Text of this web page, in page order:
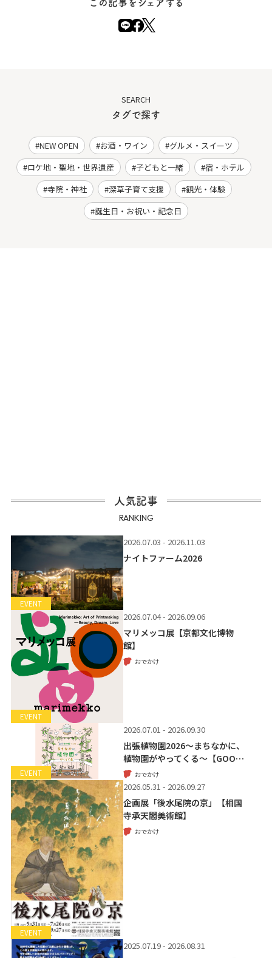
この記事をシェアする
SEARCH
タグで探す
NEW OPEN お酒・ワイン
グルメ・スイーツ
ロケ地・聖地・世界遺産
子どもと一緒
宿・ホテル
寺院・神社
深草子育て支援
観光・体験
誕生日・お祝い・記念日
人気記事
RANKING
EVENT
2026.07.03 - 2026.11.03
ナイトファーム2026
EVENT
2026.07.04 - 2026.09.06
マリメッコ展【京都文化博物
館】
おでかけ
EVENT
2026.07.01 - 2026.09.30
出張植物園2026～まちなかに、
植物園がやってくる～【GOO…
おでかけ
EVENT
2026.05.31 - 2026.09.27
企画展「後水尾院の京」【相国
寺承天閣美術館】
おでかけ
2025.07.19 - 2026.08.31